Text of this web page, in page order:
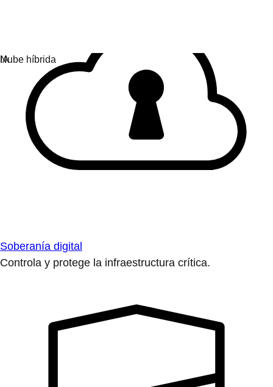
Soberanía digital
Controla y protege la infraestructura crítica.